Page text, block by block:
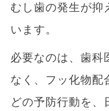
むし歯の発生が抑
います。
必要なのは、歯科
なく、フッ化物配
どの予防行動を、